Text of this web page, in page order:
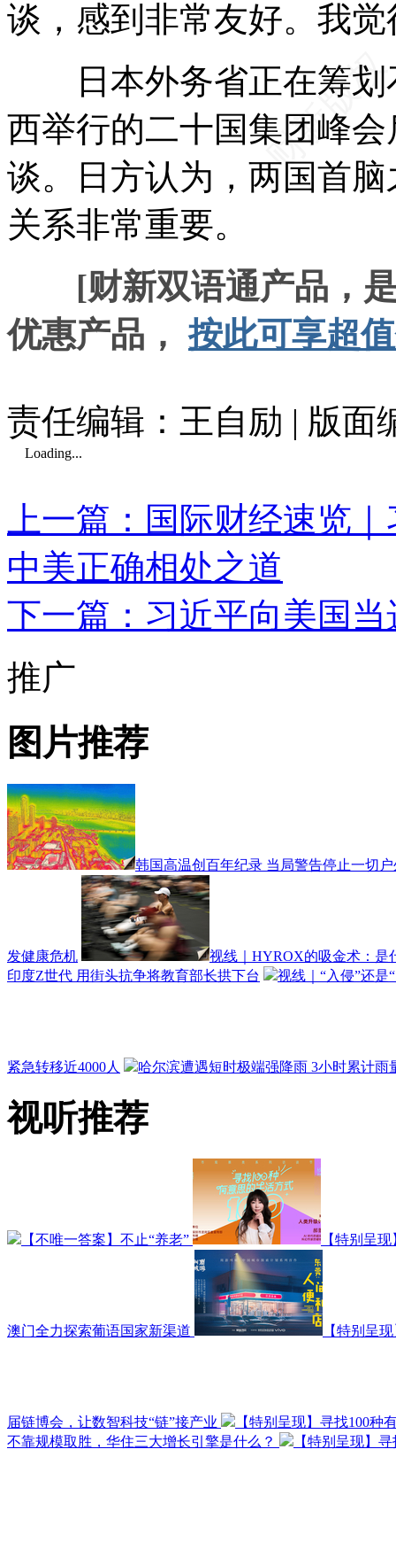
谈，感到非常友好。我
日本外务省正在筹划
西举行的二十国集团峰
谈。日方认为，两国首
关系非常重要。
[财新双语通产品，
优惠产品，按此可享超
责任编辑：王自励 | 版面
Loading...
上一篇：国际财经速览
中美正确相处之道
下一篇：习近平向美国
推广
图片推荐
韩国高温创百年纪录 当局警告停止一切
发健康危机
视线｜HYROX的吸金术：是
印度Z世代 用街头抗争将教育部长拱下台
视线｜“入侵”还是
紧急转移近4000人 哈尔滨遭遇短时极端强降雨 3小时累计雨
视听推荐
【不唯一答案】不止“养老” 【特别呈
澳门全力探索葡语国家新渠道 【特别呈
届链博会，让数智科技“链”接产业
【特别呈现】寻找100种
不靠规模取胜，华住三大增长引擎是什么？
【特别呈现】